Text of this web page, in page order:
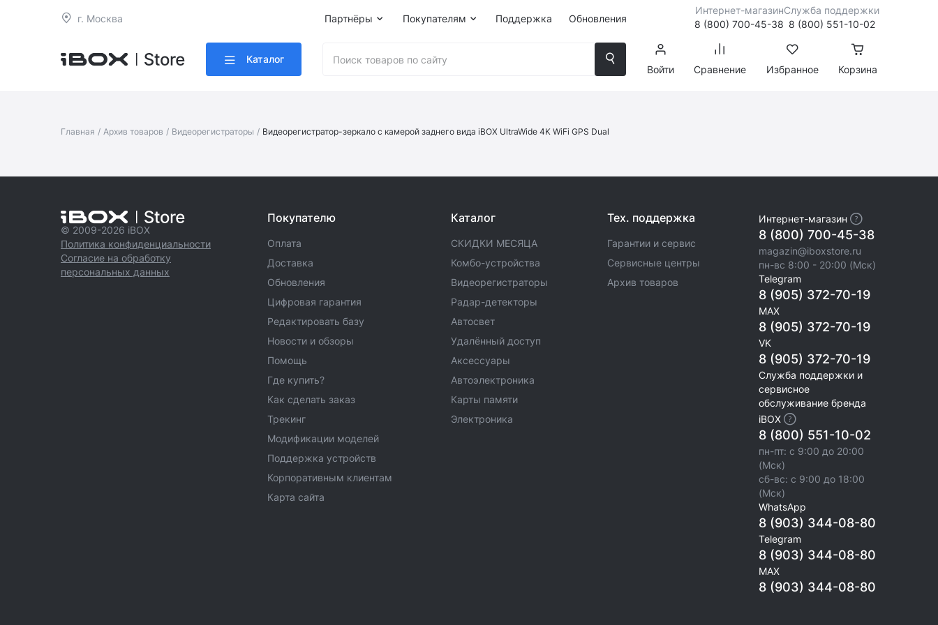
г. Москва Партнёры Покупателям Поддержка Обновления
Интернет-магазин
8 (800) 700-45-38
Служба поддержки
8 (800) 551-10-02
Каталог
Войти
Сравнение Избранное Корзина
Главная / Архив товаров / Видеорегистраторы / Видеорегистратор-зеркало c камерой заднего вида iBOX UltraWide 4K WiFi GPS Dual
© 2009-2026 iBOX
Политика конфиденциальности
Согласие на обработку
персональных данных
Покупателю
Оплата
Доставка
Обновления
Цифровая гарантия
Редактировать базу
Новости и обзоры
Помощь
Где купить?
Как сделать заказ
Трекинг
Модификации моделей
Поддержка устройств
Корпоративным клиентам
Карта сайта
Каталог
СКИДКИ МЕСЯЦА
Комбо-устройства
Видеорегистраторы
Радар-детекторы
Автосвет
Удалённый доступ
Аксессуары
Автоэлектроника
Карты памяти
Электроника
Тех. поддержка
Гарантии и сервис
Сервисные центры
Архив товаров
Интернет-магазин
8 (800) 700-45-38
magazin@iboxstore.ru
пн-вс 8:00 - 20:00 (Мск)
Telegram
8 (905) 372-70-19
MAX
8 (905) 372-70-19
VK
8 (905) 372-70-19
Служба поддержки и
сервисное
обслуживание бренда
iBOX
8 (800) 551-10-02
пн-пт: с 9:00 до 20:00
(Мск)
сб-вс: с 9:00 до 18:00
(Мск)
WhatsApp
8 (903) 344-08-80
Telegram
8 (903) 344-08-80
MAX
8 (903) 344-08-80